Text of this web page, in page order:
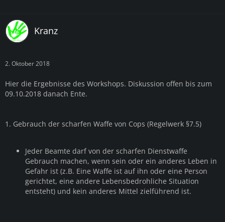
Kranz
2. Oktober 2018
Hier die Ergebnisse des Workshops. Diskussion offen bis zum
09.10.2018 danach Ente.
1. Gebrauch der scharfen Waffe von Cops (Regelwerk §7.5)
Jeder Beamte darf von der scharfen Dienstwaffe
Gebrauch machen, wenn sein oder ein anderes Leben in
Gefahr ist (z.B. Eine Waffe ist auf ihn oder eine Person
gerichtet, eine andere Lebensbedrohliche Situation
entsteht) und kein anderes Mittel zielführend ist.